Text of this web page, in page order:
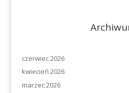
czerwiec 2026
kwiecień 2026
marzec 2026